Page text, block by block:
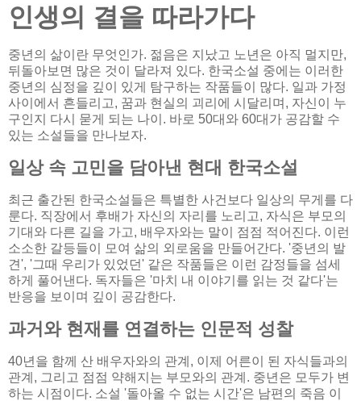
인생의 결을 따라가다
중년의 삶이란 무엇인가. 젊음은 지났고 노년은 아직 멀지만,
뒤돌아보면 많은 것이 달라져 있다. 한국소설 중에는 이러한
중년의 심정을 깊이 있게 탐구하는 작품들이 많다. 일과 가정
사이에서 흔들리고, 꿈과 현실의 괴리에 시달리며, 자신이 누
구인지 다시 묻게 되는 나이. 바로 50대와 60대가 공감할 수
있는 소설들을 만나보자.
일상 속 고민을 담아낸 현대 한국소설
최근 출간된 한국소설들은 특별한 사건보다 일상의 무게를 다
룬다. 직장에서 후배가 자신의 자리를 노리고, 자식은 부모의
기대와 다른 길을 가고, 배우자와는 말이 점점 적어진다. 이런
소소한 갈등들이 모여 삶의 외로움을 만들어간다. '중년의 발
견', '그때 우리가 있었던' 같은 작품들은 이런 감정들을 섬세
하게 풀어낸다. 독자들은 '마치 내 이야기를 읽는 것 같다'는
반응을 보이며 깊이 공감한다.
과거와 현재를 연결하는 인문적 성찰
40년을 함께 산 배우자와의 관계, 이제 어른이 된 자식들과의
관계, 그리고 점점 약해지는 부모와의 관계. 중년은 모두가 변
하는 시점이다. 소설 '돌아올 수 없는 시간'은 남편의 죽음 이